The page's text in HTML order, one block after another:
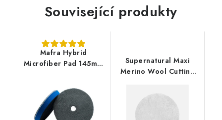
Související produkty
Mafra Hybrid
Microfiber Pad 145mm
Supernatural Maxi
Merino Wool Cutting
kotouč